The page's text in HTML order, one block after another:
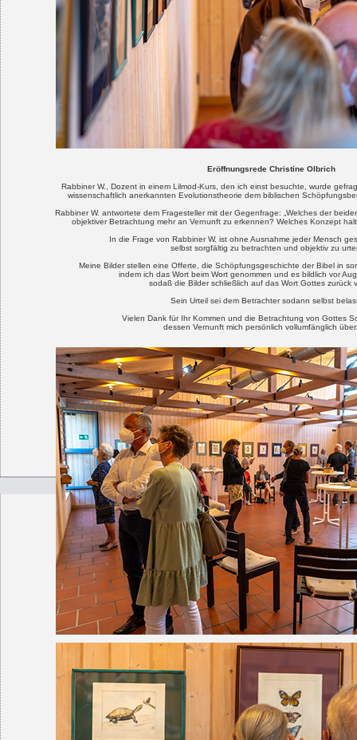
Eröffnungsrede Christine Olbrich
Rabbiner W., Dozent in einem Lilmod-Kurs, den ich einst besuchte, wurde
wissenschaftlich anerkannten Evolutionstheorie dem biblischen
Rabbiner W. antwortete dem Fragesteller mit der Gegenfrage: „Welches der
objektiver Betrachtung mehr an Vernunft zu erkennen? Welches Konzept
In die Frage von Rabbiner W. ist ohne Ausnahme jeder Mensch
selbst sorgfältig zu betrachten und objektiv zu
Meine Bilder stellen eine Offerte, die Schöpfungsgeschichte der Bibel in
indem ich das Wort beim Wort genommen und es bildlich vor
sodaß die Bilder schließlich auf das Wort Gottes zurück
Sein Urteil sei dem Betrachter sodann selbst
Vielen Dank für Ihr Kommen und die Betrachtung von Gottes
dessen Vernunft mich persönlich vollumfänglich